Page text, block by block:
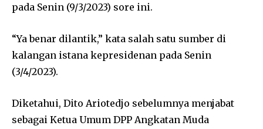
pada Senin (9/3/2023) sore ini.
“Ya benar dilantik,” kata salah satu sumber di
kalangan istana kepresidenan pada Senin
(3/4/2023).
Diketahui, Dito Ariotedjo sebelumnya menjabat
sebagai Ketua Umum DPP Angkatan Muda